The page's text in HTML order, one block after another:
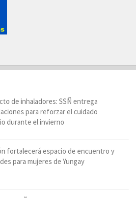
de inhaladores: SSÑ entrega
para reforzar el cuidado
durante el invierno
fortalecerá espacio de encuentro y
para mujeres de Yungay